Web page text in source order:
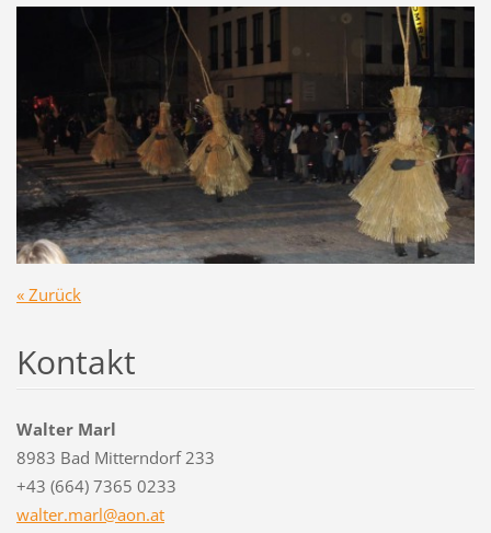
« Zurück
Kontakt
Walter Marl
8983 Bad Mitterndorf 233
+43 (664) 7365 0233
walter.marl@aon.at